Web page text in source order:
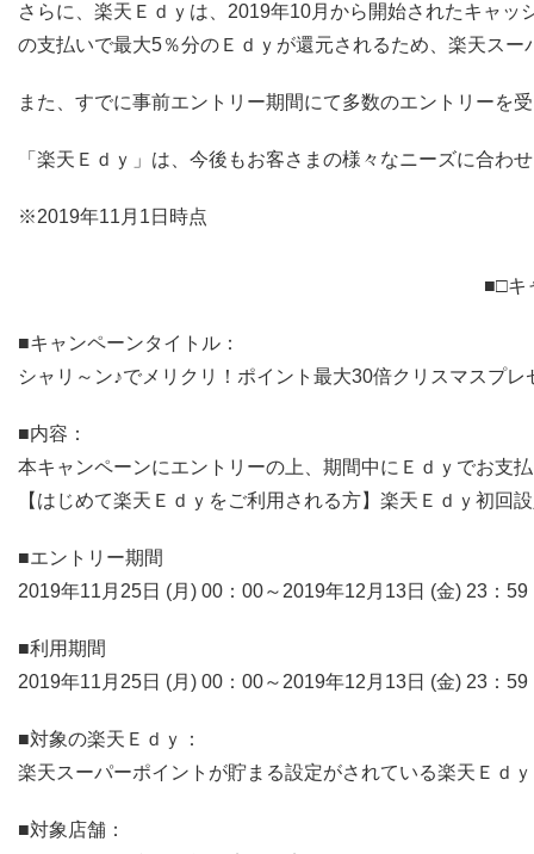
さらに、楽天Ｅｄｙは、2019年10月から開始されたキャ
の支払いで最大5％分のＥｄｙが還元されるため、楽天ス
また、すでに事前エントリー期間にて多数のエントリーを
「楽天Ｅｄｙ」は、今後もお客さまの様々なニーズに合
※2019年11月1日時点
■□キ
■キャンペーンタイトル：
シャリ～ン♪でメリクリ！ポイント最大30倍クリスマスプレ
■内容：
本キャンペーンにエントリーの上、期間中にＥｄｙでお支
【はじめて楽天Ｅｄｙをご利用される方】楽天Ｅｄｙ初回
■エントリー期間
2019年11月25日 (月) 00：00～2019年12月13日 (金) 23：59
■利用期間
2019年11月25日 (月) 00：00～2019年12月13日 (金) 23：59
■対象の楽天Ｅｄｙ：
楽天スーパーポイントが貯まる設定がされている楽天Ｅｄｙ
■対象店舗：